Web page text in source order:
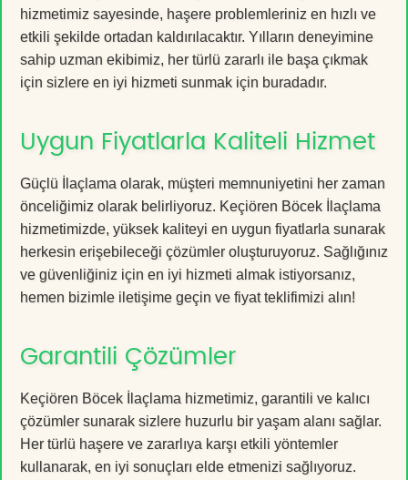
hizmetimiz sayesinde, haşere problemleriniz en hızlı ve
etkili şekilde ortadan kaldırılacaktır. Yılların deneyimine
sahip uzman ekibimiz, her türlü zararlı ile başa çıkmak
için sizlere en iyi hizmeti sunmak için buradadır.
Uygun Fiyatlarla Kaliteli Hizmet
Güçlü İlaçlama olarak, müşteri memnuniyetini her zaman
önceliğimiz olarak belirliyoruz. Keçiören Böcek İlaçlama
hizmetimizde, yüksek kaliteyi en uygun fiyatlarla sunarak
herkesin erişebileceği çözümler oluşturuyoruz. Sağlığınız
ve güvenliğiniz için en iyi hizmeti almak istiyorsanız,
hemen bizimle iletişime geçin ve fiyat teklifimizi alın!
Garantili Çözümler
Keçiören Böcek İlaçlama hizmetimiz, garantili ve kalıcı
çözümler sunarak sizlere huzurlu bir yaşam alanı sağlar.
Her türlü haşere ve zararlıya karşı etkili yöntemler
kullanarak, en iyi sonuçları elde etmenizi sağlıyoruz.